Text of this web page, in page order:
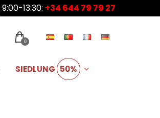
13:30: +34 644 79 79 27
0
SIEDLUNG 50%